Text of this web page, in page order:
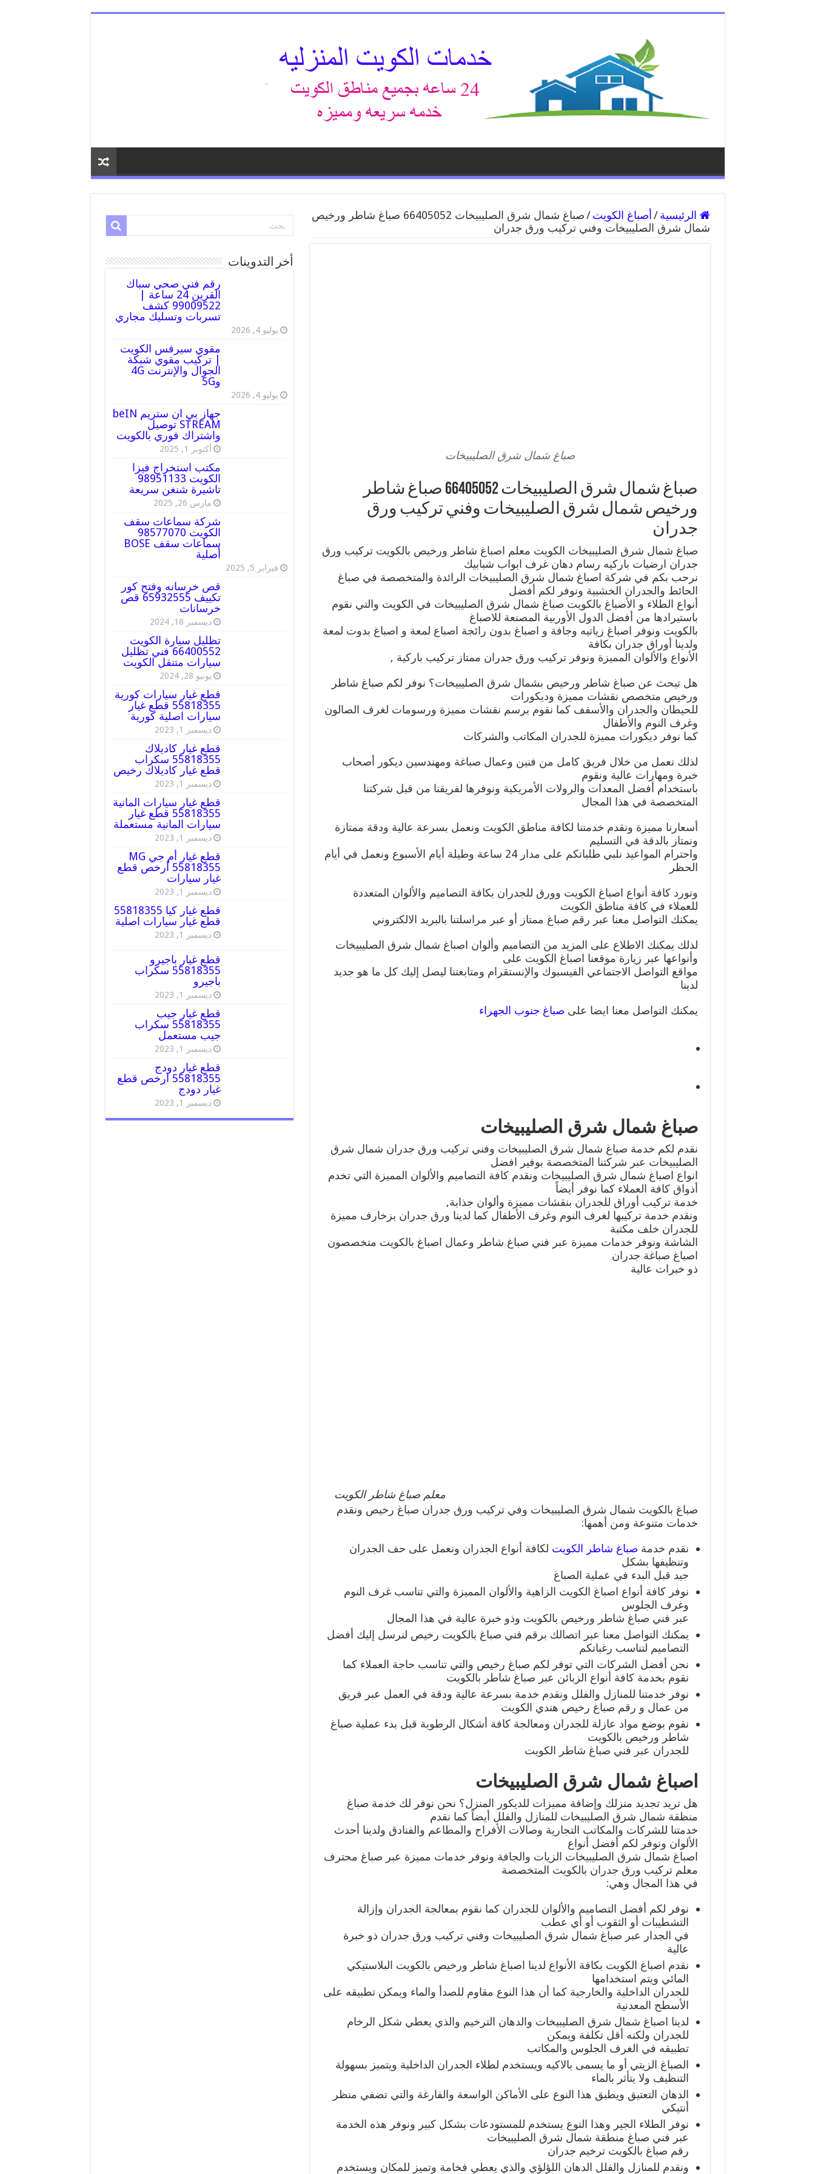
الرئيسية /أصباغ الكويت /
صباغ شمال شرق الصليبيخات 66405052 صباغ شاطر ورخيص
شمال شرق الصليبيخات وفني تركيب ورق جدران
صباغ شمال شرق الصليبيخات
صباغ شمال شرق الصليبيخات 66405052 صباغ شاطر
ورخيص شمال شرق الصليبيخات وفني تركيب ورق
جدران
صباغ شمال شرق الصليبيخات الكويت معلم اصباغ شاطر ورخيص بالكويت تركيب ورق
جدران ارضيات باركيه رسام دهان غرف ابواب شبابيك
نرحب بكم في شركة اصباغ شمال شرق الصليبيخات الرائدة والمتخصصة في صباغ
الحائط والجدران الخشبية ونوفر لكم أفضل
أنواع الطلاء و الأصباغ بالكويت صباغ شمال شرق الصليبيخات في الكويت والتي نقوم
باستيرادها من أفضل الدول الأوربية المصنعة للاصباغ
بالكويت ونوفر اصباغ زياتيه وجافة و اصباغ بدون رائجة اصباع لمعة و اصباغ بدوت لمعة
ولدينا أوراق جدران بكافة
الأنواع والألوان المميزة ونوفر تركيب ورق جدران ممتاز تركيب باركية ,
هل تبحث عن صباغ شاطر ورخيص بشمال شرق الصليبيخات؟ نوفر لكم صباغ شاطر
ورخيص متخصص نقشات مميزة وديكورات
للحيطان والجدران والأسقف كما نقوم برسم نقشات مميزة ورسومات لغرف الصالون
وغرف النوم والأطفال
كما نوفر ديكورات مميزة للجدران المكاتب والشركات
لذلك نعمل من خلال فريق كامل من فنين وعمال صباغة ومهندسين ديكور أصحاب
خبرة ومهارات عالية ونقوم
باستخدام أفضل المعدات والرولات الأمريكية ونوفرها لفريقنا من قبل شركتنا
المتخصصة في هذا المجال
أسعارنا مميزة ونقدم خدمتنا لكافة مناطق الكويت ونعمل بسرعة عالية ودقة ممتازة
ونمتاز بالدقة في التسليم
واحترام المواعيد نلبي طلباتكم على مدار 24 ساعة وطيلة أيام الأسبوع ونعمل في أيام
الحظر
ونورد كافة أنواع اصباغ الكويت وورق للجدران بكافة التصاميم والألوان المتعددة
للعملاء في كافة مناطق الكويت
يمكنك التواصل معنا عبر رقم صباغ ممتاز أو عبر مراسلتنا بالبريد الالكتروني
لذلك يمكنك الاطلاع على المزيد من التصاميم وألوان اصباغ شمال شرق الصليبيخات
وأنواعها عبر زيارة موقعنا اصباغ الكويت على
مواقع التواصل الاجتماعي الفيسبوك والإنستقرام ومتابعتنا ليصل إليك كل ما هو جديد
لدينا
يمكنك التواصل معنا ايضا على صباغ جنوب الجهراء
صباغ شمال شرق الصليبيخات
نقدم لكم خدمة صباغ شمال شرق الصليبيخات وفني تركيب ورق جدران شمال شرق
الصليبيخات عبر شركتنا المتخصصة بوفير افضل
انواع اصباغ شمال شرق الصليبيخات ونقدم كافة التصاميم والألوان المميزة التي تخدم
أذواق كافة العملاء كما نوفر أيضاً
خدمة تركيب أوراق للجدران بنقشات مميزة وألوان جذابة,
ونقدم خدمة تركيبها لغرف النوم وغرف الأطفال كما لدينا ورق جدران بزخارف مميزة
للجدران خلف مكتبة
الشاشة ونوفر خدمات مميزة عبر فني صباغ شاطر وعمال اصباغ بالكويت متخصصون
اصباغ صباغة جدران
ذو خبرات عالية
معلم صباغ شاطر الكويت
صباغ بالكويت شمال شرق الصليبيخات وفي تركيب ورق جدران صباغ رخيص ونقدم
خدمات متنوعة ومن أهمها:
نقدم خدمة صباغ شاطر الكويت لكافة أنواع الجدران ونعمل على حف الجدران
وتنظيفها بشكل
جيد قبل البدء في عملية الصباغ
نوفر كافة أنواع اصباغ الكويت الزاهية والألوان المميزة والتي تناسب غرف النوم
وغرف الجلوس
عبر فني صباغ شاطر ورخيص بالكويت وذو خبرة عالية في هذا المجال
يمكنك التواصل معنا عبر اتصالك برقم فني صباغ بالكويت رخيص لنرسل إليك أفضل
التصاميم لتناسب رغباتكم
نحن أفضل الشركات التي توفر لكم صباغ رخيص والتي تناسب حاجة العملاء كما
نقوم بخدمة كافة أنواع الزبائن عبر صباغ شاطر بالكويت
نوفر خدمتنا للمنازل والفلل ونقدم خدمة بسرعة عالية ودقة في العمل عبر فريق
من عمال و رقم صباغ رخيص هندي الكويت
نقوم بوضع مواد عازلة للجدران ومعالجة كافة أشكال الرطوبة قبل بدء عملية صباغ
شاطر ورخيص بالكويت
للجدران عبر فني صباغ شاطر الكويت
اصباغ شمال شرق الصليبيخات
هل تريد تجديد منزلك وإضافة مميزات للديكور المنزل؟ نحن نوفر لك خدمة صباغ
منظقة شمال شرق الصليبيخات للمنازل والفلل أيضاً كما نقدم
خدمتنا للشركات والمكاتب التجارية وصالات الأفراح والمطاعم والفنادق ولدينا أحدث
الألوان ونوفر لكم أفضل أنواع
اصباغ شمال شرق الصليبيخات الزيات والجافة ونوفر خدمات مميزة عبر صباغ محترف
معلم تركيب ورق جدران بالكويت المتخصصة
في هذا المجال وهي:
نوفر لكم أفضل التصاميم والألوان للجدران كما نقوم بمعالجة الجدران وإزالة
التشطيبات أو الثقوب أو أي عطب
في الجدار عبر صباغ شمال شرق الصليبيخات وفني تركيب ورق جدران ذو خبرة
عالية
نقدم اصباغ الكويت بكافة الأنواع لدينا اصباغ شاطر ورخيص بالكويت البلاستيكي
المائي ويتم استخدامها
للجدران الداخلية والخارجية كما أن هذا النوع مقاوم للصدأ والماء ويمكن تطبيقه على
الأسطح المعدنية
لدينا اصباغ شمال شرق الصليبيخات والدهان الترخيم والذي يعطي شكل الرخام
للجدران ولكنه أقل تكلفة ويمكن
تطبيقه في الغرف الجلوس والمكاتب
الصباغ الزيتي أو ما يسمى بالاكيه ويستخدم لطلاء الجدران الداخلية ويتميز بسهولة
التنظيف ولا يتأثر بالماء
الدهان التعتيق ويطبق هذا النوع على الأماكن الواسعة والفارغة والتي تضفي منظر
أنتيكي
نوفر الطلاء الجير وهذا النوع يستخدم للمستودعات بشكل كبير ونوفر هذه الخدمة
عبر فني صباغ منطقة شمال شرق الصليبيخات
رقم صباغ بالكويت ترخيم جدران
ونقدم للمنازل والفلل الدهان اللؤلؤي والذي يعطي فخامة وتميز للمكان ويستخدم
أخر التدوينات
رقم فني صحي سباك
القرين 24 ساعة |
99009522 كشف
تسربات وتسليك مجاري
يوليو 4, 2026
مقوي سيرفس الكويت
| تركيب مقوي شبكة
الجوال والإنترنت 4G
و5G
يوليو 4, 2026
جهاز بي ان ستريم beIN
STREAM توصيل
واشتراك فوري بالكويت
أكتوبر 1, 2025
مكتب استخراج فيزا
الكويت 98951133
تاشيرة شنغن سريعة
مارس 26, 2025
شركة سماعات سقف
الكويت 98577070
سماعات سقف BOSE
أصلية
فبراير 5, 2025
قص خرسانه وفتح كور
تكييف 65932555 قص
خرسانات
ديسمبر 18, 2024
تظليل سيارة الكويت
66400552 فني تظليل
سيارات متنقل الكويت
يونيو 28, 2024
قطع غيار سيارات كورية
55818355 قطع غيار
سيارات اصلية كورية
ديسمبر 1, 2023
قطع غيار كاديلاك
55818355 سكراب
قطع غيار كاديلاك رخيص
ديسمبر 1, 2023
قطع غيار سيارات المانية
55818355 قطع غيار
سيارات المانية مستعملة
ديسمبر 1, 2023
قطع غيار أم جي MG
55818355 أرخص قطع
غيار سيارات
ديسمبر 1, 2023
قطع غيار كيا 55818355
قطع غيار سيارات اصلية
ديسمبر 1, 2023
قطع غيار باجيرو
55818355 سكراب
باجيرو
ديسمبر 1, 2023
قطع غيار جيب
55818355 سكراب
جيب مستعمل
ديسمبر 1, 2023
قطع غيار دودج
55818355 ارخص قطع
غيار دودج
ديسمبر 1, 2023